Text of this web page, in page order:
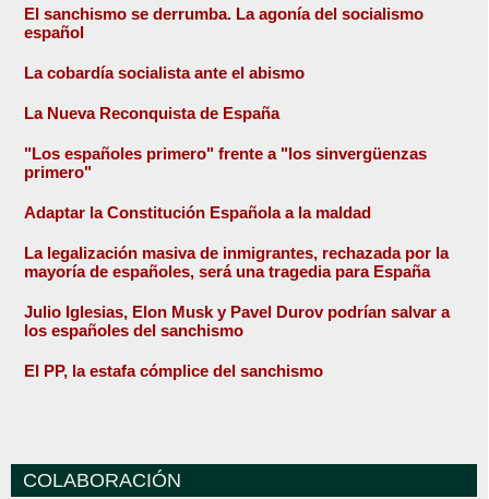
El sanchismo se derrumba. La agonía del socialismo
español
La cobardía socialista ante el abismo
La Nueva Reconquista de España
"Los españoles primero" frente a "los sinvergüenzas
primero"
Adaptar la Constitución Española a la maldad
La legalización masiva de inmigrantes, rechazada por la
mayoría de españoles, será una tragedia para España
Julio Iglesias, Elon Musk y Pavel Durov podrían salvar a
los españoles del sanchismo
El PP, la estafa cómplice del sanchismo
COLABORACIÓN